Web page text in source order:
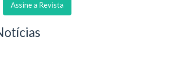
Assine a Revista